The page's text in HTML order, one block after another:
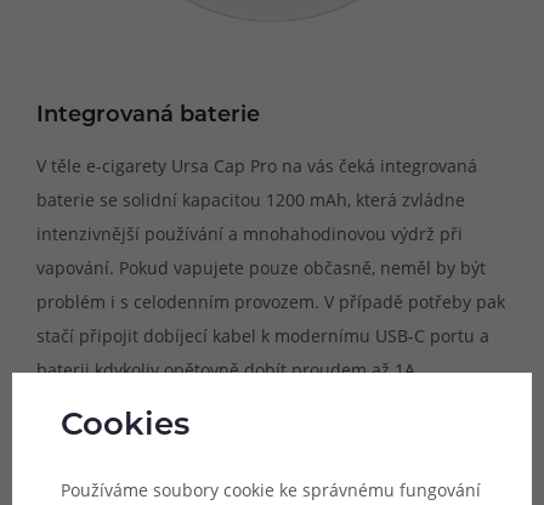
Integrovaná baterie
V těle e-cigarety Ursa Cap Pro na vás čeká integrovaná
baterie se solidní kapacitou 1200 mAh, která zvládne
intenzivnější používání a mnohahodinovou výdrž při
vapování. Pokud vapujete pouze občasně, neměl by být
problém i s celodenním provozem. V případě potřeby pak
stačí připojit dobíjecí kabel k modernímu USB-C portu a
baterii kdykoliv opětovně dobít proudem až 1A.
Cookies
Používáme soubory cookie ke správnému fungování